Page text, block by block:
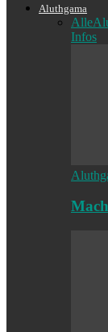
Aluthgama
Alle
Infos